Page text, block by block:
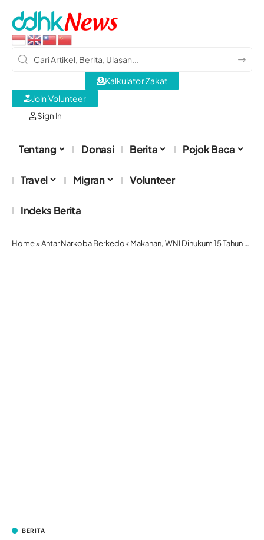
Sign In
Kalkulator Zakat
Join Volunteer
Tentang Donasi Berita Pojok Baca
Travel Migran Volunteer
Indeks Berita
Home»Antar Narkoba Berkedok Makanan, WNI Dihukum 15 Tahun Penjara
BERITA